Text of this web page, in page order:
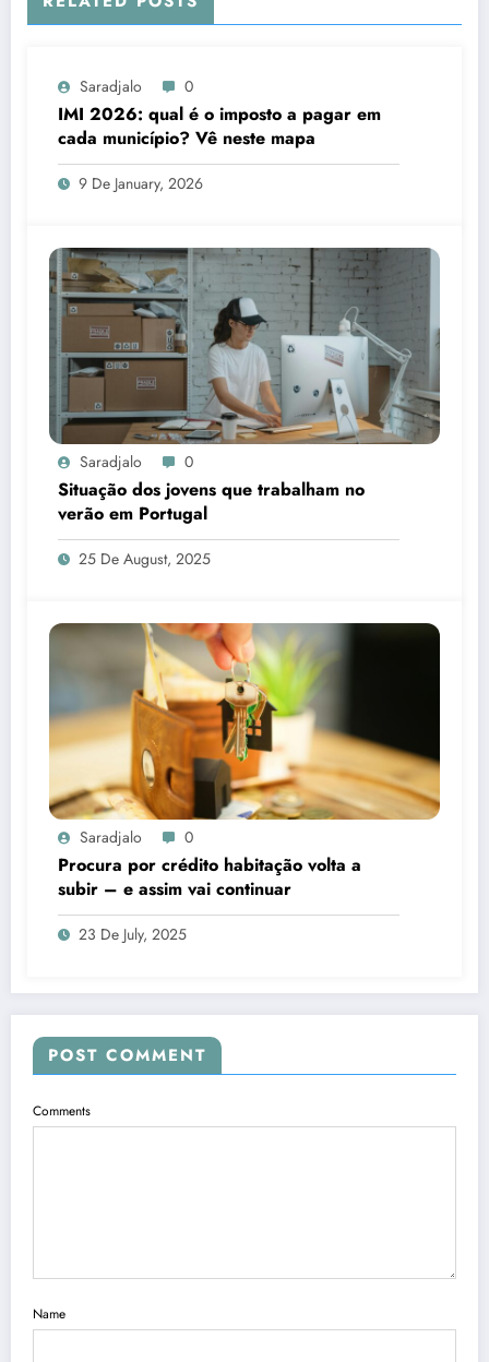
Saradjalo 0
IMI 2026: qual é o imposto a pagar em
cada município? Vê neste mapa
9 De January, 2026
Saradjalo 0
Situação dos jovens que trabalham no
verão em Portugal
25 De August, 2025
Saradjalo 0
Procura por crédito habitação volta a
subir – e assim vai continuar
23 De July, 2025
POST COMMENT
Comments
Name